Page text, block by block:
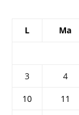
L Ma
3
4
10
11